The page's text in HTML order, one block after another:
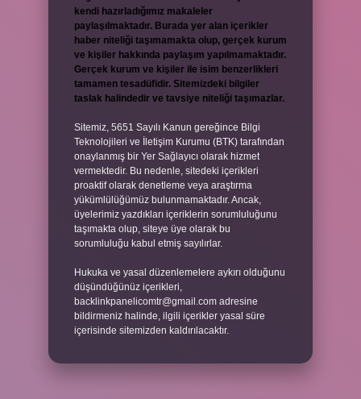
kendi hazırladığımız makaleler
paylaşılmaktadır. Burada yer alan içerikler
haber niteliği taşımamakta olup, gerçek kurum
ve kişiler hakkında paylaşım yapılmamaktadır.
Gerçek kurum ve kişiler ile isim benzerlikleri
tamamen tesadüfidir. Sitemizdeki bilgiler
taslak halindedir ve tavsiye niteliği taşımazlar.
Sitemiz, 5651 Sayılı Kanun gereğince Bilgi
Teknolojileri ve İletişim Kurumu (BTK) tarafından
onaylanmış bir Yer Sağlayıcı olarak hizmet
vermektedir. Bu nedenle, sitedeki içerikleri
proaktif olarak denetleme veya araştırma
yükümlülüğümüz bulunmamaktadır. Ancak,
üyelerimiz yazdıkları içeriklerin sorumluluğunu
taşımakta olup, siteye üye olarak bu
sorumluluğu kabul etmiş sayılırlar.
Hukuka ve yasal düzenlemelere aykırı olduğunu
düşündüğünüz içerikleri,
backlinkpanelicomtr@gmail.com adresine
bildirmeniz halinde, ilgili içerikler yasal süre
içerisinde sitemizden kaldırılacaktır.